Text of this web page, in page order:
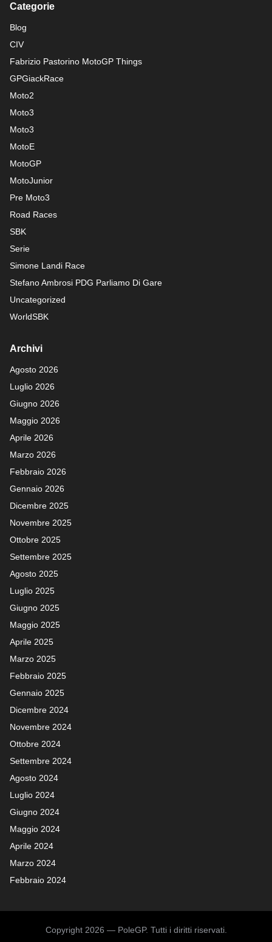
Categorie
Blog
CIV
Fabrizio Pastorino MotoGP Things
GPGiackRace
Moto2
Moto3
Moto3
MotoE
MotoGP
MotoJunior
Pre Moto3
Road Races
SBK
Serie
Simone Landi Race
Stefano Ambrosi PDG Parliamo Di Gare
Uncategorized
WorldSBK
Archivi
Agosto 2026
Luglio 2026
Giugno 2026
Maggio 2026
Aprile 2026
Marzo 2026
Febbraio 2026
Gennaio 2026
Dicembre 2025
Novembre 2025
Ottobre 2025
Settembre 2025
Agosto 2025
Luglio 2025
Giugno 2025
Maggio 2025
Aprile 2025
Marzo 2025
Febbraio 2025
Gennaio 2025
Dicembre 2024
Novembre 2024
Ottobre 2024
Settembre 2024
Agosto 2024
Luglio 2024
Giugno 2024
Maggio 2024
Aprile 2024
Marzo 2024
Febbraio 2024
Copyright 2026 — PoleGP. Tutti i diritti riservati.